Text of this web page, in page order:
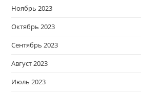
Ноябрь 2023
Октябрь 2023
Сентябрь 2023
Август 2023
Июль 2023